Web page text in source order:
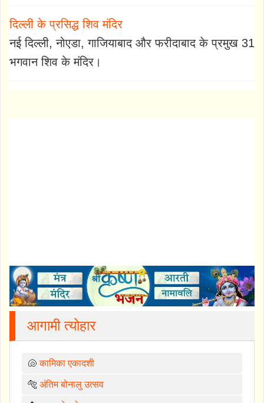
दिल्ली के प्रसिद्ध शिव मंदिर
नई दिल्ली, नोएडा, गाजियाबाद और फरीदाबाद के प्रमुख 31
भगवान शिव के मंदिर।
आगामी त्योहार
🐚कामिका एकादशी
🐅 अंतिम बोनालु उत्सव